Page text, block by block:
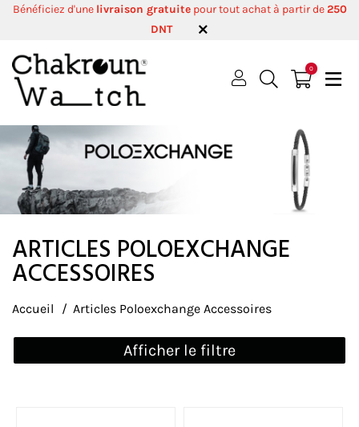
Bénéficiez d'une livraison gratuitepour tout achat à partir de250
DNT
0
ARTICLES POLOEXCHANGE
ACCESSOIRES
Accueil Articles Poloexchange Accessoires
Afficher le filtre